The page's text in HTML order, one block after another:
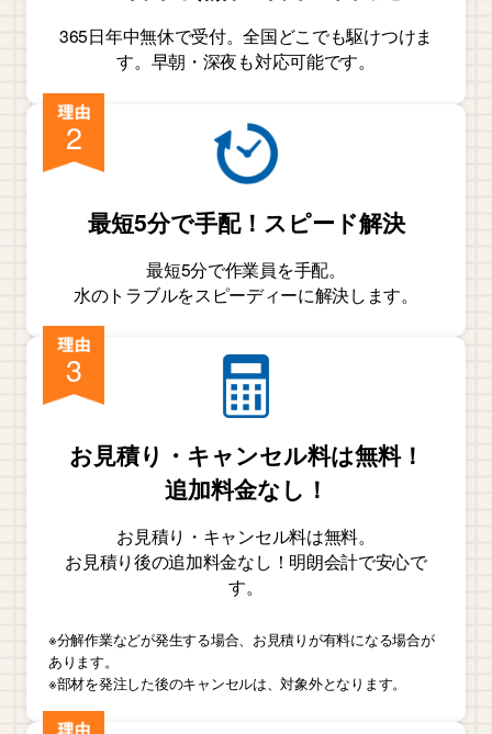
365日年中無休で受付。全国どこでも駆けつけま
す。早朝・深夜も対応可能です。
2
最短5分で手配！スピード解決
最短5分で作業員を手配。
水のトラブルをスピーディーに解決します。
3
お見積り・キャンセル料は無料！
追加料金なし！
お見積り・キャンセル料は無料。
お見積り後の追加料金なし！明朗会計で安心で
す。
※分解作業などが発生する場合、お見積りが有料になる場合が
あります。
※部材を発注した後のキャンセルは、対象外となります。